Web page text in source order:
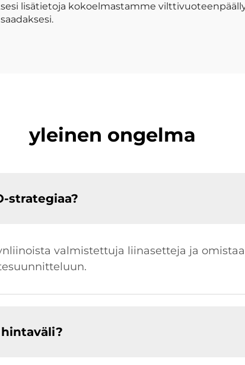
lisätietoja kokoelmastamme
yleinen ongelma
strategiaa?
valmistettuja liinasetteja ja